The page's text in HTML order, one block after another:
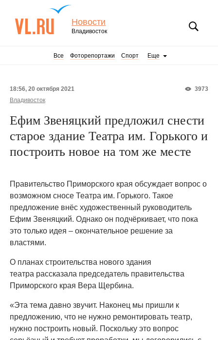
Новости
Владивосток
Все Фоторепортажи Спорт Еще
3973
18:56, 20 октября 2021
Владивосток
Ефим Звеняцкий предложил снести
старое здание Театра им. Горького и
построить новое на том же месте
Правительство Приморского края обсуждает вопрос о
возможном сносе Театра им. Горького. Такое
предложение внёс художественный руководитель
Ефим Звеняцкий. Однако он подчёркивает, что пока
это только идея – окончательное решение за
властями.
О планах строительства нового здания
театра рассказала председатель правительства
Приморского края Вера Щербина.
«Эта тема давно звучит. Наконец мы пришли к
предложению, что не нужно ремонтировать театр,
нужно построить новый. Поскольку это вопрос